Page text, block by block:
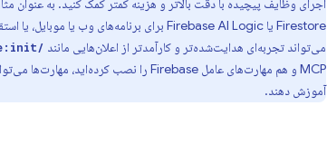
اجرای وظایف پیچیده با دقت بالاتر و هزینه کمتر کمک کنید. به عنوان
Firestore یا Firebase AI Logic برای برنامه‌های وب یا موبایل، یا
می‌تواند تجربه‌ای هدایت‌شده‌تر و کارآمدتر از اعلان‌هایی مانند /firebase:init
آموزش دهند.